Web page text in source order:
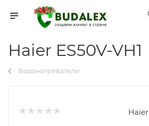
Haier ES50V-VH1
Водонагреватели
Haier